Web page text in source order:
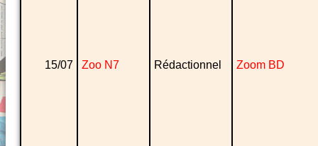
15/07 Zoo N7 Rédactionnel Zoom BD